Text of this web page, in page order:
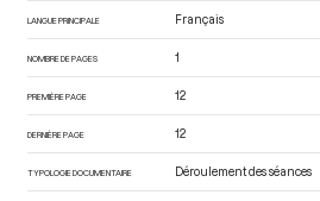
LANGUE PRINCIPALE Français
NOMBRE DE PAGES 1
PREMIÈRE PAGE 12
DERNIÈRE PAGE 12
TYPOLOGIE DOCUMENTAIRE Déroulement des séances